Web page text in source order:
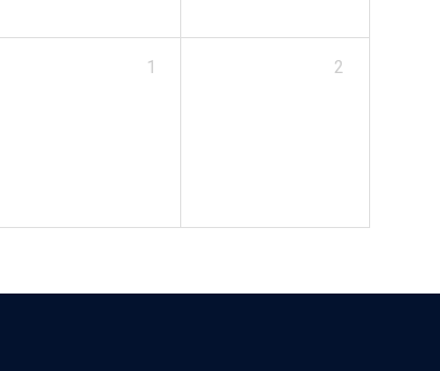
1 2